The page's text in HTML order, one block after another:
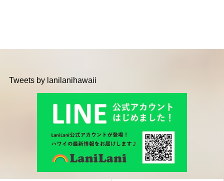
Tweets by lanilanihawaii